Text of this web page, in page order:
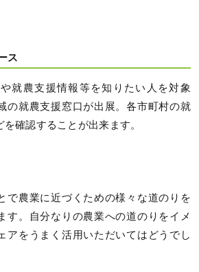
ス
就農支援情報等を知りたい人を対象
の就農支援窓口が出展。各市町村の就
確認することが出来ます。
で農業に近づくための様々な道のりを
す。自分なりの農業への道のりをイメ
アをうまく活用いただいてはどうでし